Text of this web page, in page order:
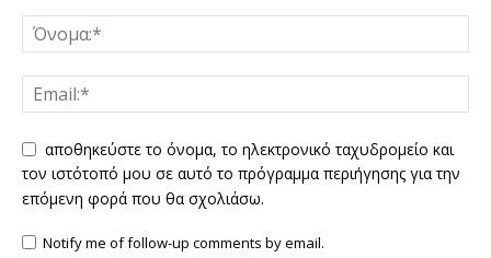
αποθηκεύστε το όνομα, το ηλεκτρονικό ταχυδρομείο και
τον ιστότοπό μου σε αυτό το πρόγραμμα περιήγησης για την
επόμενη φορά που θα σχολιάσω.
Notify me of follow-up comments by email.